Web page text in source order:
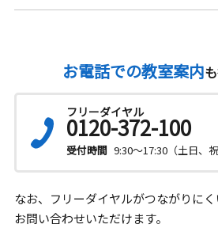
お電話での教室案内
フリーダイヤル
0120-372-100
受付時間 9:30～17:30（土日、祝
なお、フリーダイヤルがつながりに
お問い合わせいただけます。